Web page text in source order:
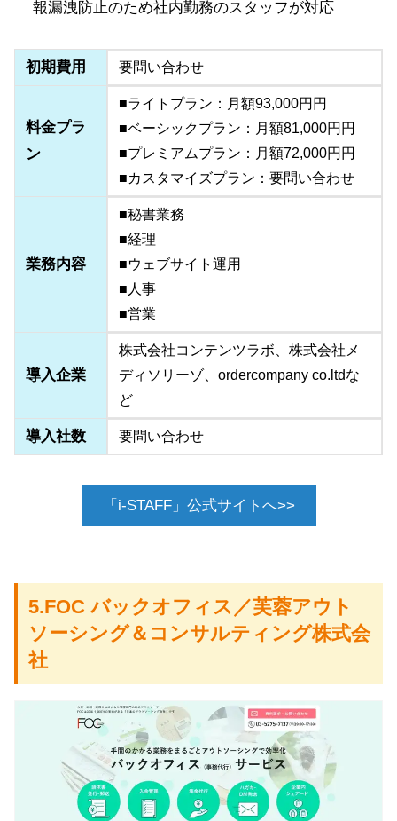
報漏洩防止のため社内勤務のスタッフが対応
初期費用 要問い合わせ
料金プラ
ン
■ライトプラン：月額93,000円円
■ベーシックプラン：月額81,000円円
■プレミアムプラン：月額72,000円円
■カスタマイズプラン：要問い合わせ
業務内容
■秘書業務
■経理
■ウェブサイト運用
■人事
■営業
導入企業
株式会社コンテンツラボ、株式会社メ
ディソリーゾ、ordercompany co.ltdな
ど
導入社数 要問い合わせ
「i-STAFF」公式サイトへ>>
5.FOC バックオフィス／芙蓉アウト
ソーシング＆コンサルティング株式会
社